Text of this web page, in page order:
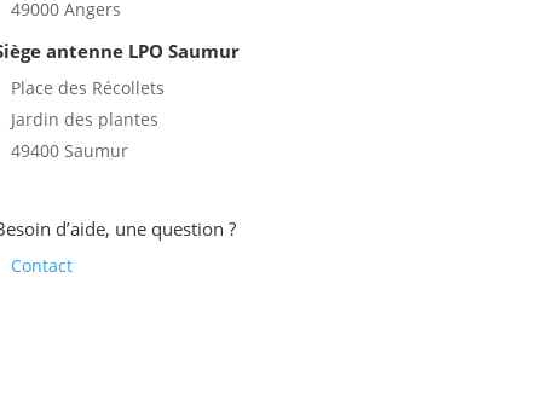
49000 Angers
antenne LPO Saumur
Place des Récollets
Jardin des plantes
49400 Saumur
d’aide, une question ?
Contact